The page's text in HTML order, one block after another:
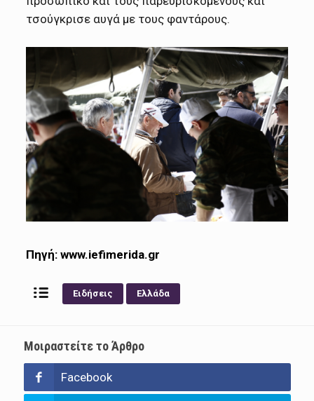
τσούγκρισε αυγά με τους φαντάρους.
Πηγή:www.iefimerida.gr
Ειδήσεις Ελλάδα
Μοιραστείτε το Άρθρο
Facebook